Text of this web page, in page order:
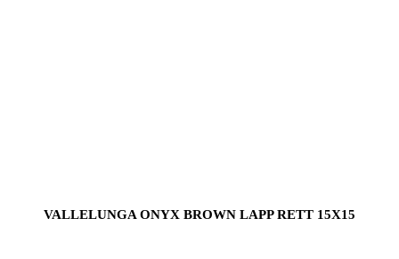
VALLELUNGA ONYX BROWN LAPP RETT 15X15